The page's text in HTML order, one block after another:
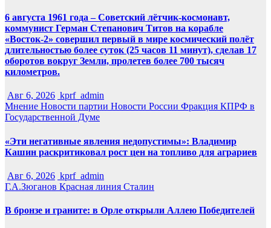
6 августа 1961 года – Советский лётчик-космонавт,
коммунист Герман Степанович Титов на корабле
«Восток-2» совершил первый в мире космический полёт
длительностью более суток (25 часов 11 минут), сделав 17
оборотов вокруг Земли, пролетев более 700 тысяч
километров.
Авг 6, 2026 kprf_admin
Мнение Новости партии Новости России Фракция КПРФ в
Государственной Думе
«Эти негативные явления недопустимы»: Владимир
Кашин раскритиковал рост цен на топливо для аграриев
Авг 6, 2026 kprf_admin
Г.А.Зюганов Красная линия Сталин
В бронзе и граните: в Орле открыли Аллею Победителей